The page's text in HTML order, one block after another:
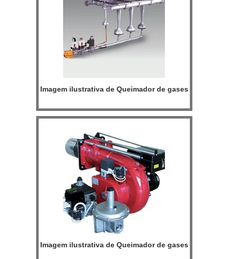
Imagem ilustrativa de Queimador de gases
Imagem ilustrativa de Queimador de gases